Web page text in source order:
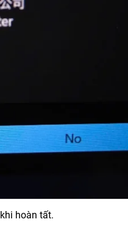
hoàn tất.